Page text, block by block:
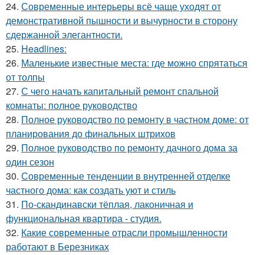
24. Современные интерьеры всё чаще уходят от
демонстративной пышности и вычурности в сторону
сдержанной элегантности.
25. Headlines:
26. Маленькие известные места: где можно спрятаться
от толпы
27. С чего начать капитальный ремонт спальной
комнаты: полное руководство
28. Полное руководство по ремонту в частном доме: от
планирования до финальных штрихов
29. Полное руководство по ремонту дачного дома за
один сезон
30. Современные тенденции в внутренней отделке
частного дома: как создать уют и стиль
31. По-скандинавски тёплая, лаконичная и
функциональная квартира - студия.
32. Какие современные отрасли промышленности
работают в Березниках